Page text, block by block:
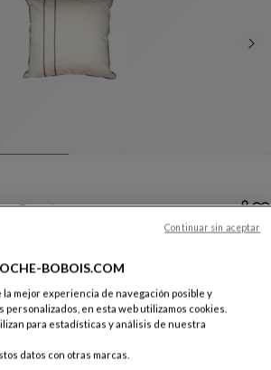
Cocteau
BOBOIS.COM
mejor experiencia de navegación posible y
en esta web utilizamos cookies.
para estadísticas y análisis de nuestra
datos con otras marcas.
Continuar sin aceptar